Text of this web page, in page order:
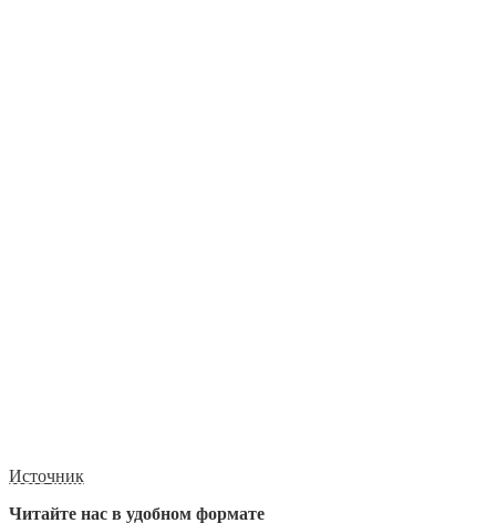
Источник
Читайте нас в удобном формате